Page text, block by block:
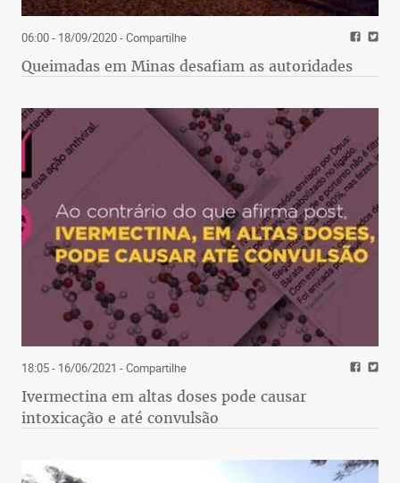
06:00 - 18/09/2020- Compartilhe
Queimadas em Minas desafiam as autoridades
18:05 - 16/06/2021 - Compartilhe
Ivermectina em altas doses pode causar
intoxicação e até convulsão